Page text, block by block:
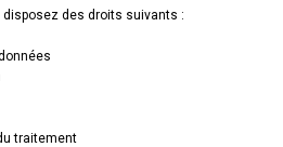
disposez des droits suivants :
traitement